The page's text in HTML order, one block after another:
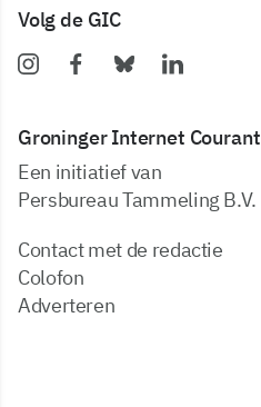
Volg de GIC
Groninger Internet Courant
Een initiatief van
Persbureau Tammeling B.V.
Contact met de redactie
Colofon
Adverteren